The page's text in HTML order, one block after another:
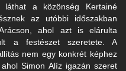
láthat a közönség Kertainé
az utóbbi időszakban
ahol azt is elárulta
a festészet szeretete. A
nem egy konkrét képhez
Simon Alíz igazán szeret